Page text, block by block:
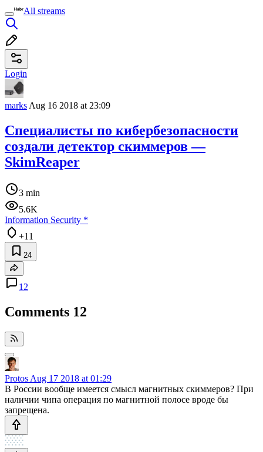
All streams
Login
marks Aug 16 2018 at 23:09
Специалисты по кибербезопасности
создали детектор скиммеров —
SkimReaper
3 min
5.6K
Information Security *
+11
24
12
Comments 12
Protos Aug 17 2018 at 01:29
В России вообще имеется смысл магнитных скиммеров? При
наличии чипа операция по магнитной полосе вроде бы
запрещена.